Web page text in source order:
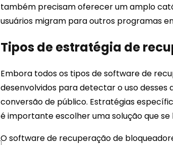
também precisam oferecer um amplo
usuários migram para outros programas
Tipos de estratégia de
Embora todos os tipos de software de
desenvolvidos para detectar o uso
conversão de público. Estratégias
é importante escolher uma solução que
O software de recuperação de